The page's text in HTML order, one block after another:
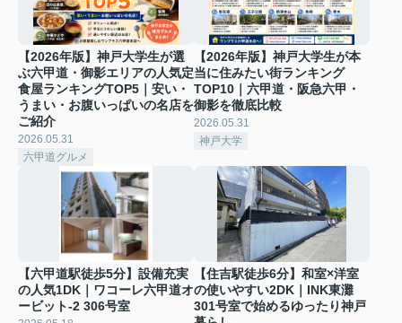
【2026年版】神戸大学生が選
ぶ六甲道・御影エリアの人気定
食屋ランキングTOP5｜安い・
うまい・お腹いっぱいの名店を
ご紹介
2026.05.31
六甲道グルメ
【2026年版】神戸大学生が本
当に住みたい街ランキング
TOP10｜六甲道・阪急六甲・
御影を徹底比較
2026.05.31
神戸大学
【六甲道駅徒歩5分】設備充実
の人気1DK｜ワコーレ六甲道オ
ービット-2 306号室
【住吉駅徒歩6分】和室×洋室
の使いやすい2DK｜INK東灘
301号室で始めるゆったり神戸